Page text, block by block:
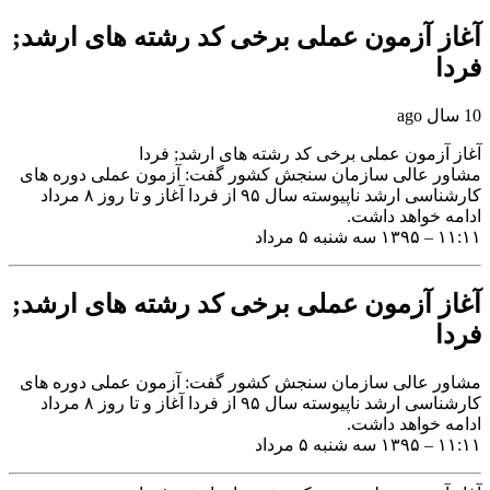
آغاز آزمون عملی برخی کد رشته های ارشد;
فردا
10 سال ago
آغاز آزمون عملی برخی کد رشته های ارشد; فردا
مشاور عالی سازمان سنجش کشور گفت: آزمون عملی دوره های
کارشناسی ارشد ناپیوسته سال ۹۵ از فردا آغاز و تا روز ۸ مرداد
ادامه خواهد داشت.
۱۱:۱۱ – ۱۳۹۵ سه شنبه ۵ مرداد
آغاز آزمون عملی برخی کد رشته های ارشد;
فردا
مشاور عالی سازمان سنجش کشور گفت: آزمون عملی دوره های
کارشناسی ارشد ناپیوسته سال ۹۵ از فردا آغاز و تا روز ۸ مرداد
ادامه خواهد داشت.
۱۱:۱۱ – ۱۳۹۵ سه شنبه ۵ مرداد